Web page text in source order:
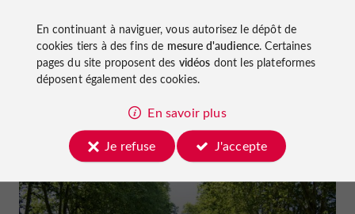
à Monflanquin
Top expériences
En continuant à naviguer, vous autorisez le dépôt de
cookies tiers à des fins de mesure d'audience. Certaines
pages du site proposent des vidéos dont les plateformes
déposent également des cookies.
En savoir plus
Je refuse
J'accepte